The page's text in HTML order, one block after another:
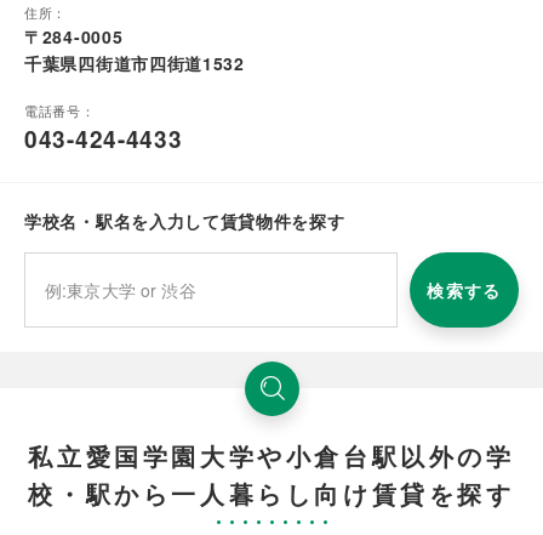
住所：
〒284-0005
千葉県四街道市四街道1532
電話番号：
043-424-4433
学校名・駅名を入力して賃貸物件を探す
検索する
私立愛国学園大学や小倉台駅以外の学
校・駅から一人暮らし向け賃貸を探す